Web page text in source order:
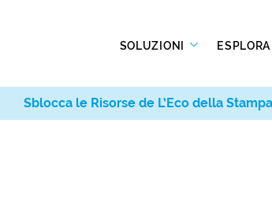
SOLUZIONI ESPLORA
Sblocca le Risorse de L’Eco della